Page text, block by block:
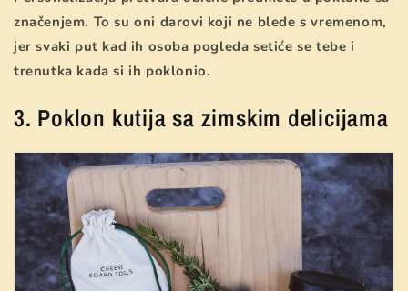
značenjem. To su oni darovi koji ne blede s vremenom,
jer svaki put kad ih osoba pogleda setiće se tebe i
trenutka kada si ih poklonio.
3. Poklon kutija sa zimskim delicijama